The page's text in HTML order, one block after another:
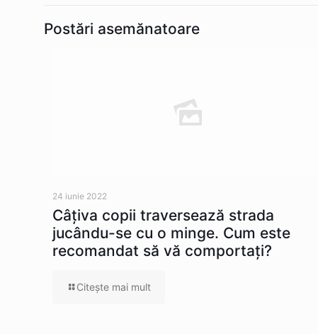
Postări asemănatoare
24 iunie 2022
Câţiva copii traversează strada
jucându-se cu o minge. Cum este
recomandat să vă comportaţi?
Citeşte mai mult